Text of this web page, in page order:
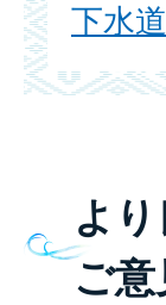
下水
よ
ご